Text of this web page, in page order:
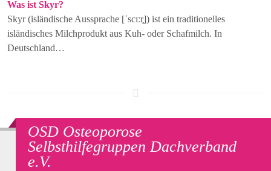
Was ist Skyr?
Skyr (isländische Aussprache [ˈscɪːr̥]) ist ein traditionelles
isländisches Milchprodukt aus Kuh- oder Schafmilch. In
Deutschland…
OSD Osteoporose
Selbsthilfegruppen Dachverband
e.V.